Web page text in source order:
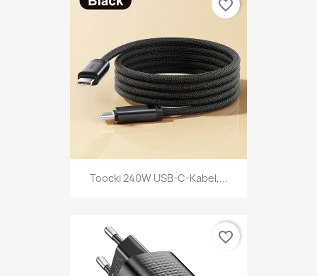
Toocki 240W USB-C-Kabel,...
favorite_border
favorite_border